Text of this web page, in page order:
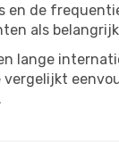
en de
als
lange